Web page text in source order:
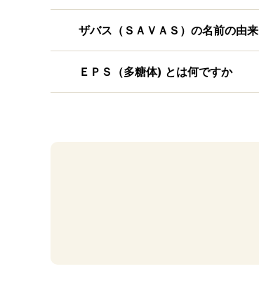
ザバス（ＳＡＶＡＳ）の名前の由来
ＥＰＳ（多糖体) とは何ですか